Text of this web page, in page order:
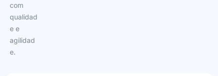
com
qualidad
e e
agilidad
e.